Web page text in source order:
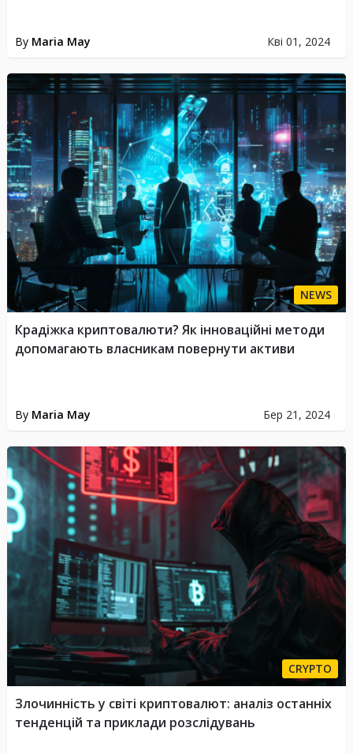
By Maria May Кві 01, 2024
NEWS
By Maria May Бер 21, 2024
Крадіжка криптовалюти? Як інноваційні методи
допомагають власникам повернути активи
CRYPTO
Злочинність у світі криптовалют: аналіз останніх
тенденцій та приклади розслідувань